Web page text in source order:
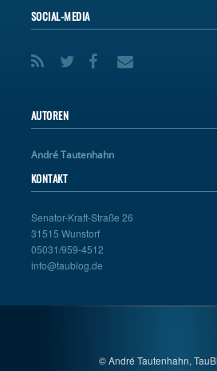
SOCIAL-MEDIA
AUTOREN
André Tautenhahn
KONTAKT
Senator-Kraft-Straße 26
31515 Wunstorf
05031/959-4512
info@taublog.de
© André Tautenhahn,